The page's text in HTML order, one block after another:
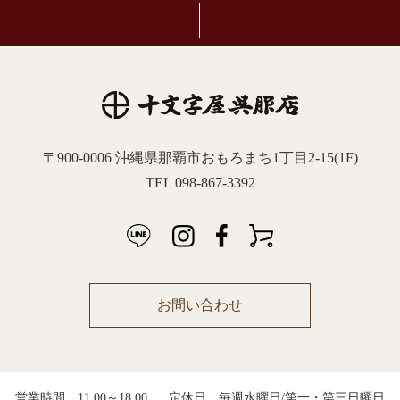
〒900-0006 沖縄県那覇市おもろまち1丁目2-15(1F)
TEL 098-867-3392
お問い合わせ